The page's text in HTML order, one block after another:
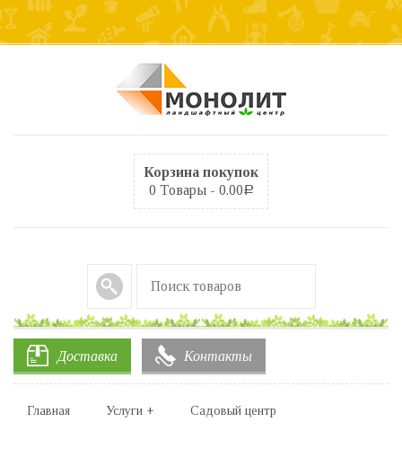
Корзина покупок
0 Товары - 0.00Р
Доставка Контакты
Главная Услуги + Садовый центр